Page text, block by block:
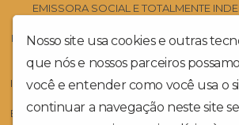
Nosso site usa cookies e outras
que nós e nossos parceiros
você e entender como você usa o
continuar a navegação neste site
EMISSORA SOCIAL E TOTALMENTE
ESTAMOS EM ATIVIDADE DESDE DO ANO
MÚSICA INDEPENDENTE LOCAL, E DE
INTERNACIONAIS. ESTAMOS 24 HORAS NO
BEM!. SEJAM TODOS BEM VINDOS!.